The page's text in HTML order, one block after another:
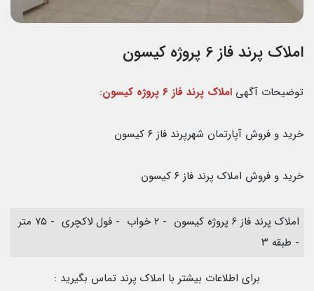
املاک پرند فاز 6 پروژه کیسون
توضیحات آگهی املاک پرند فاز ۶ پروژه کیسون :
خرید و فروش آپارتمان شهرپرند فاز ۶ کیسون
خرید و فروش املاک پرند فاز ۶ کیسون
املاک پرند فاز ۶ پروژه کیسون - ۲ خواب - فول لاکچری - ۷۵ متر
- طبقه ۳
برای اطلاعات بیشتر با املاک پرند تماس بگیرید :